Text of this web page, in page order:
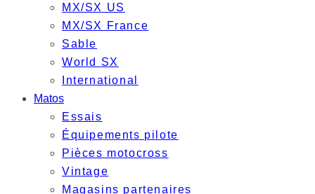
MX/SX US
MX/SX France
Sable
World SX
International
Matos
Essais
Équipements pilote
Pièces motocross
Vintage
Magasins partenaires